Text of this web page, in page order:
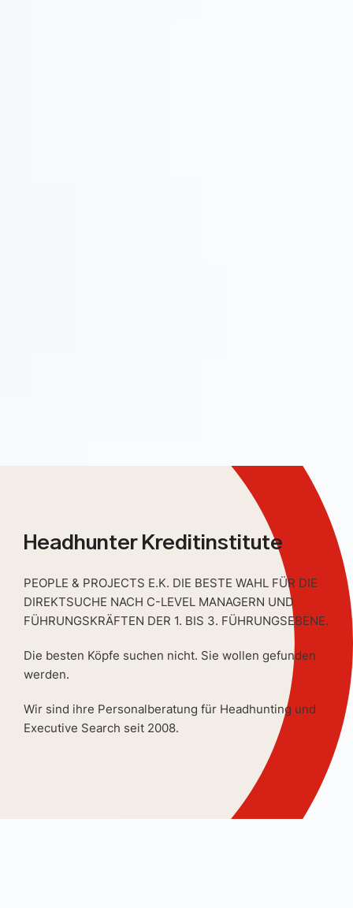
Headhunter Kreditinstitute
PEOPLE & PROJECTS E.K. DIE BESTE WAHL FÜR DIE
DIREKTSUCHE NACH C-LEVEL MANAGERN UND
FÜHRUNGSKRÄFTEN DER 1. BIS 3. FÜHRUNGSEBENE.
Die besten Köpfe suchen nicht. Sie wollen gefunden
werden.
Wir sind ihre Personalberatung für Headhunting und
Executive Search seit 2008.